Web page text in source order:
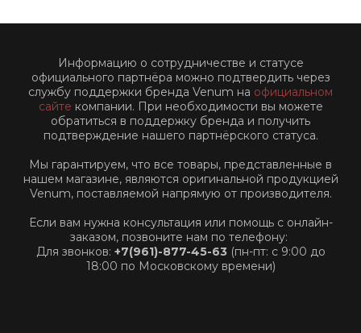
Информацию о сотрудничестве и статусе
официального партнёра можно подтвердить через
службу поддержки бренда Venum на официальном
сайте компании. При необходимости вы можете
обратиться в поддержку бренда и получить
подтверждение нашего партнёрского статуса.
Мы гарантируем, что все товары, представленные в
нашем магазине, являются оригинальной продукцией
Venum, поставляемой напрямую от производителя.
Если вам нужна консультация или помощь с онлайн-
заказом, позвоните нам по телефону:
Для звонков: +7(961)-877-45-63 (пн-пт: с 9:00 до
18:00 по Московскому времени)